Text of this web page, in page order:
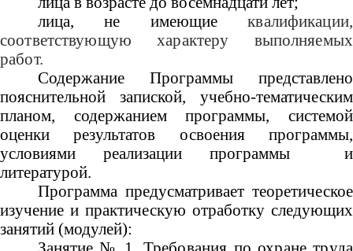
лица, не имеющиеквалификации,
соответствующую характеру выполняемых
работ.
Содержание Программы представлено
пояснительной запиской, учебно-тематическим
планом, содержанием программы, системой
оценки результатов освоения программы,
условиями реализации программы и
литературой.
Программа предусматривает теоретическое
изучение и практическую отработку следующих
занятий (модулей):